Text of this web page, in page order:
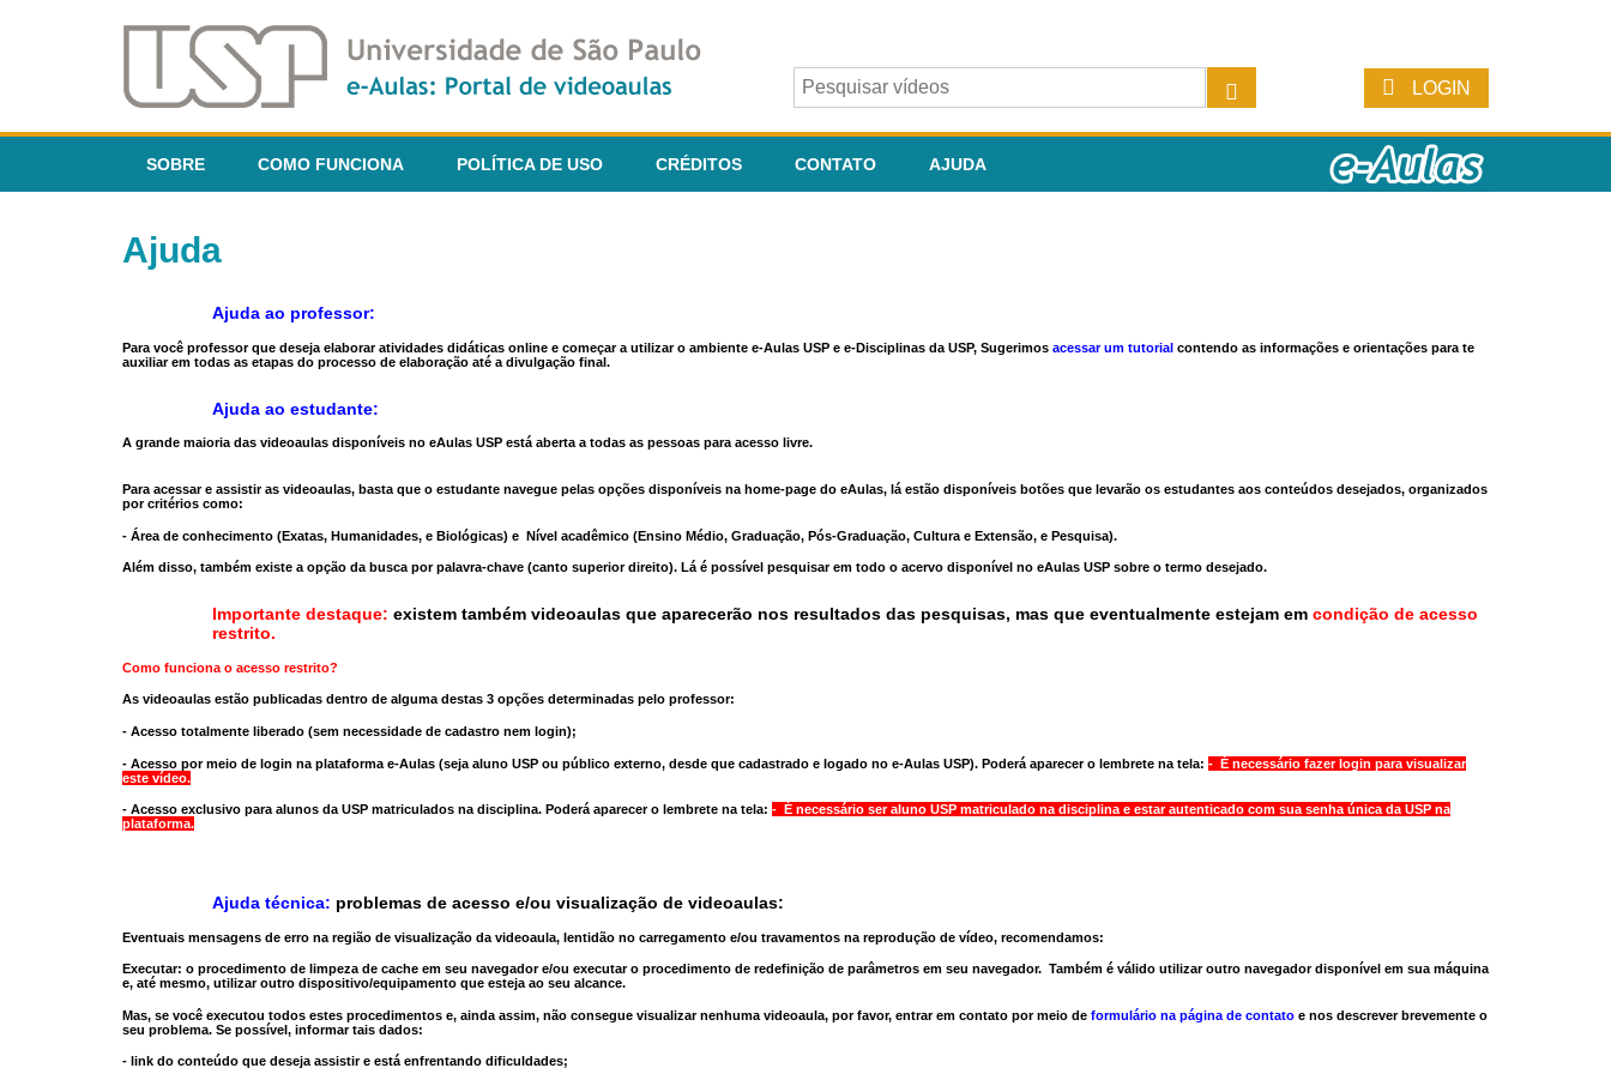
LOGIN
SOBRE COMO FUNCIONA POLÍTICA DE USO CRÉDITOS CONTATO AJUDA
Ajuda
Ajuda ao professor:
Para você professor que deseja elaborar atividades didáticas online e começar a utilizar o ambiente e-Aulas USP e e-Disciplinas da USP, Sugerimos acessar um tutorial contendo as informações e orientações para te
auxiliar em todas as etapas do processo de elaboração até a divulgação final.
Ajuda ao estudante:
A grande maioria das videoaulas disponíveis no eAulas USP está aberta a todas as pessoas para acesso livre.
Para acessar e assistir as videoaulas, basta que o estudante navegue pelas opções disponíveis na home-page do eAulas, lá estão disponíveis botões que levarão os estudantes aos conteúdos desejados, organizados
por critérios como:
- Área de conhecimento (Exatas, Humanidades, e Biológicas) e Nível acadêmico (Ensino Médio, Graduação, Pós-Graduação, Cultura e Extensão, e Pesquisa).
Além disso, também existe a opção da busca por palavra-chave (canto superior direito). Lá é possível pesquisar em todo o acervo disponível no eAulas USP sobre o termo desejado.
Importante destaque: existem também videoaulas que aparecerão nos resultados das pesquisas, mas que eventualmente estejam em condição de acesso
restrito.
Como funciona o acesso restrito?
As videoaulas estão publicadas dentro de alguma destas 3 opções determinadas pelo professor:
- Acesso totalmente liberado (sem necessidade de cadastro nem login);
- Acesso por meio de login na plataforma e-Aulas (seja aluno USP ou público externo, desde que cadastrado e logado no e-Aulas USP). Poderá aparecer o lembrete na tela: - É necessário fazer login para visualizar
este vídeo.
- Acesso exclusivo para alunos da USP matriculados na disciplina. Poderá aparecer o lembrete na tela: - É necessário ser aluno USP matriculado na disciplina e estar autenticado com sua senha única da USP na
plataforma.
Ajuda técnica: problemas de acesso e/ou visualização de videoaulas:
Eventuais mensagens de erro na região de visualização da videoaula, lentidão no carregamento e/ou travamentos na reprodução de vídeo, recomendamos:
Executar: o procedimento de limpeza de cache em seu navegador e/ou executar o procedimento de redefinição de parâmetros em seu navegador. Também é válido utilizar outro navegadordisponível em sua máquina
e, até mesmo, utilizar outro dispositivo/equipamento que esteja ao seu alcance.
Mas, se você executou todos estes procedimentos e, ainda assim, não consegue visualizar nenhuma videoaula, por favor, entrar em contato por meio de formulário na página de contato e nos descrever brevemente o
seu problema. Se possível, informar tais dados:
- link do conteúdo que deseja assistir e está enfrentando dificuldades;